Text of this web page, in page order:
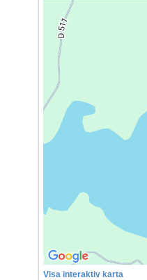
Visa interaktiv karta